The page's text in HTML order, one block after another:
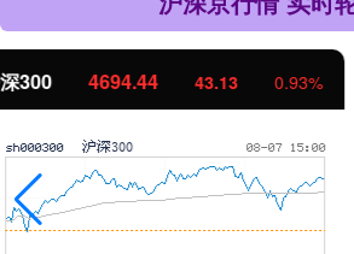
北证50 1134.24 11.37